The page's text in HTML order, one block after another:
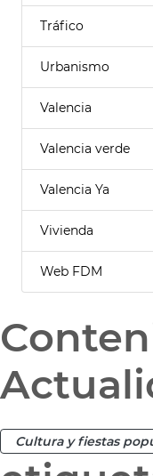
Tráfico
Urbanismo
Valencia
Valencia verde
Valencia Ya
Vivienda
Web FDM
Cultura y fiestas